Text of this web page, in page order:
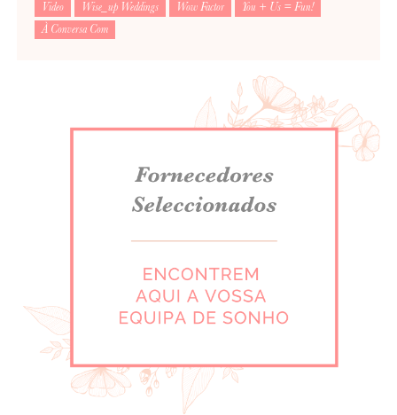
Video
Wise_up Weddings Wow Factor
You + Us = Fun!
À Conversa Com